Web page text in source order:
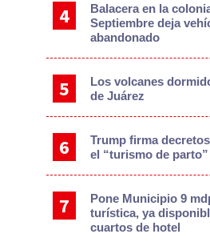
Balacera en la
Septiembre deja
abandonado
Los volcanes
de Juárez
Trump firma
el “turismo de parto”
Pone Municipio 9
turística, ya
cuartos de hotel